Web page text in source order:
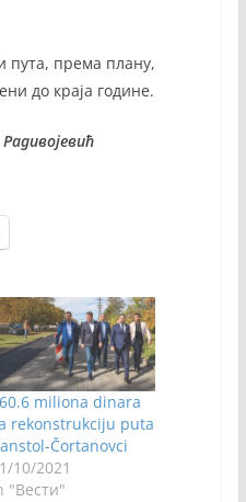
пута, према плану,
до краја године.
miliona dinara
rekonstrukciju puta
Čortanovci
10/2021
"Вести"